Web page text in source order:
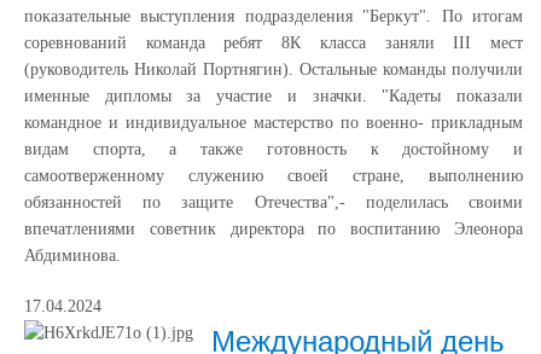
показательные выступления подразделения "Беркут". По итогам
соревнований команда ребят 8К класса заняли III мест
(руководитель Николай Портнягин). Остальные команды получили
именные дипломы за участие и значки. "Кадеты показали
командное и индивидуальное мастерство по военно- прикладным
видам спорта, а также готовность к достойному и
самоотверженному служению своей стране, выполнению
обязанностей по защите Отечества",- поделилась своими
впечатлениями советник директора по воспитанию Элеонора
Абдиминова.
17.04.2024
Международный день